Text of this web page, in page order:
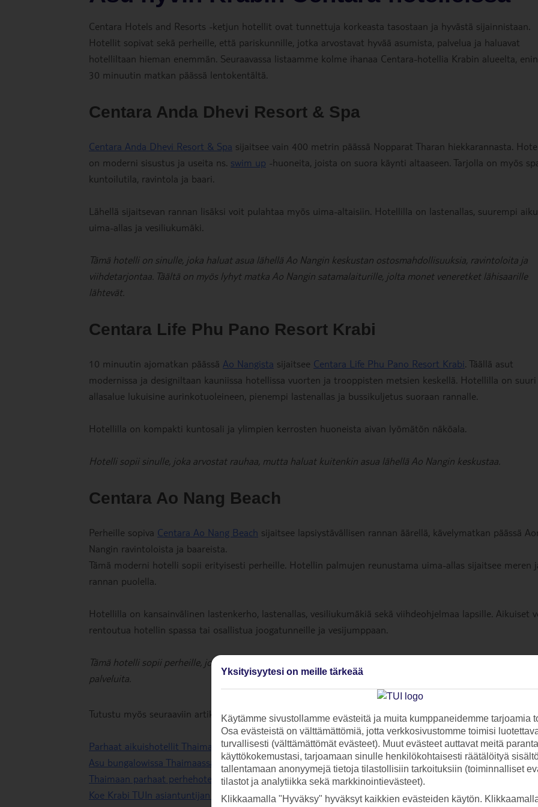
Centara Hotels and Resorts -ketjun hotellit ovat tunnettuja korkeasta tasostaan ja hyvästä sijainnistaan.
Hotellit sopivat sekä perheille, että pariskunnille, jotka arvostavat hyvää asumista, palvelua ja haluavat
hotelliltaan hieman enemmän. Seuraavassa listaamme kolme ihanaa Centara-hotellia Krabin alueelta,
30 minuutin matkan päässä lentokentältä.
Centara Anda Dhevi Resort & Spa
Centara Anda Dhevi Resort & Spa sijaitsee vain 400 metrin päässä Nopparat Tharan hiekkarannasta.
on moderni sisustus ja useita ns. swim up -huoneita, joista on suora käynti altaaseen. Tarjolla on myös
kuntoilutila, ravintola ja baari.
Lähellä sijaitsevan rannan lisäksi voit pulahtaa myös uima-altaisiin. Hotellilla on lastenallas, suurempi
uima-allas ja vesiliukumäki.
Tämä hotelli on sinulle, joka haluat asua lähellä Ao Nangin keskustan ostosmahdollisuuksia, ravintoloita ja
viihdetarjontaa. Täältä on myös lyhyt matka Ao Nangin satamalaiturille, jolta monet veneretket lähisaarille
lähtevät.
Centara Life Phu Pano Resort Krabi
10 minuutin ajomatkan päässä Ao Nangista sijaitsee Centara Life Phu Pano Resort Krabi. Täällä asut
modernissa ja designiltaan kauniissa hotellissa vuorten ja trooppisten metsien keskellä. Hotellilla on suuri
allasalue lukuisine aurinkotuoleineen, pienempi lastenallas ja bussikuljetus suoraan rannalle.
Hotellilla on kompakti kuntosali ja ylimpien kerrosten huoneista aivan lyömätön näköala.
Hotelli sopii sinulle, joka arvostat rauhaa, mutta haluat kuitenkin asua lähellä Ao Nangin keskustaa.
Centara Ao Nang Beach
Perheille sopiva Centara Ao Nang Beach sijaitsee lapsiystävällisen rannan äärellä, kävelymatkan päässä
Nangin ravintoloista ja baareista.
Tämä moderni hotelli sopii erityisesti perheille. Hotellin palmujen reunustama uima-allas sijaitsee meren
rannan puolella.
Hotellilla on kansainvälinen lastenkerho, lastenallas, vesiliukumäkiä sekä viihdeohjelmaa lapsille. Aikuiset
rentoutua hotellin spassa tai osallistua joogatunneille ja vesijumppaan.
Tämä hotelli sopii perheille, jotka haluavat asua rannan äärellä, mutta lähellä Ao Nangin keskustan
palveluita.
Tutustu myös seuraaviin artikkeleihimme:
Parhaat aikuishotellit Thaimaassa
Asu bungalowissa Thaimaassa
Thaimaan parhaat perhehotellit
Koe Krabi TUIn asiantuntijan matkassa
Yksityisyytesi on meille tärkeää
Käytämme sivustollamme evästeitä ja muita kumppaneidemme tarjoamia
Osa evästeistä on välttämättömiä, jotta verkkosivustomme toimisi
turvallisesti (välttämättömät evästeet). Muut evästeet auttavat meitä
käyttökokemustasi, tarjoamaan sinulle henkilökohtaisesti räätälöityä
tallentamaan anonyymejä tietoja tilastollisiin tarkoituksiin (toiminnalliset
tilastot ja analytiikka sekä markkinointievästeet).
Klikkaamalla "Hyväksy" hyväksyt kaikkien evästeiden käytön.